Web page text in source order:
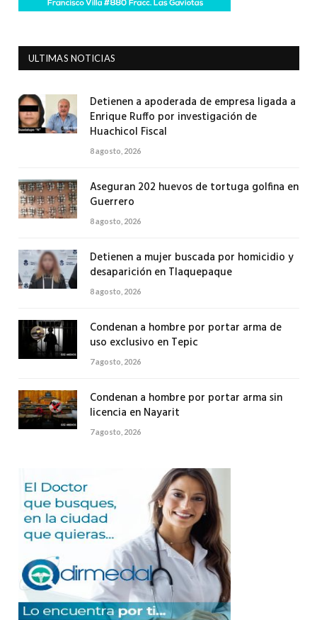
ULTIMAS NOTICIAS
Detienen a apoderada de empresa ligada a
Enrique Ruffo por investigación de
Huachicol Fiscal
8 agosto, 2026
Aseguran 202 huevos de tortuga golfina en
Guerrero
8 agosto, 2026
Detienen a mujer buscada por homicidio y
desaparición en Tlaquepaque
8 agosto, 2026
Condenan a hombre por portar arma de
uso exclusivo en Tepic
7 agosto, 2026
Condenan a hombre por portar arma sin
licencia en Nayarit
7 agosto, 2026